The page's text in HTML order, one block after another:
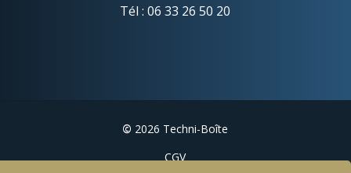
Tél : 06 33 26 50 20
© 2026 Techni-Boîte
CGV